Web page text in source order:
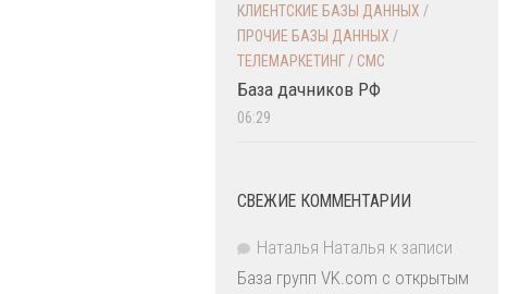
КЛИЕНТСКИЕ БАЗЫ ДАННЫХ /
ПРОЧИЕ БАЗЫ ДАННЫХ /
ТЕЛЕМАРКЕТИНГ / СМС
База дачников РФ
06:29
СВЕЖИЕ КОММЕНТАРИИ
Наталья Наталья к записи
База групп VK.com с открытым